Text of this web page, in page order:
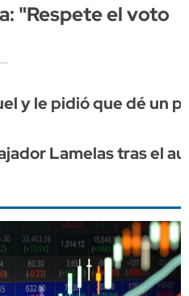
"Respete el voto
y le pidió que dé un
Lamelas tras el